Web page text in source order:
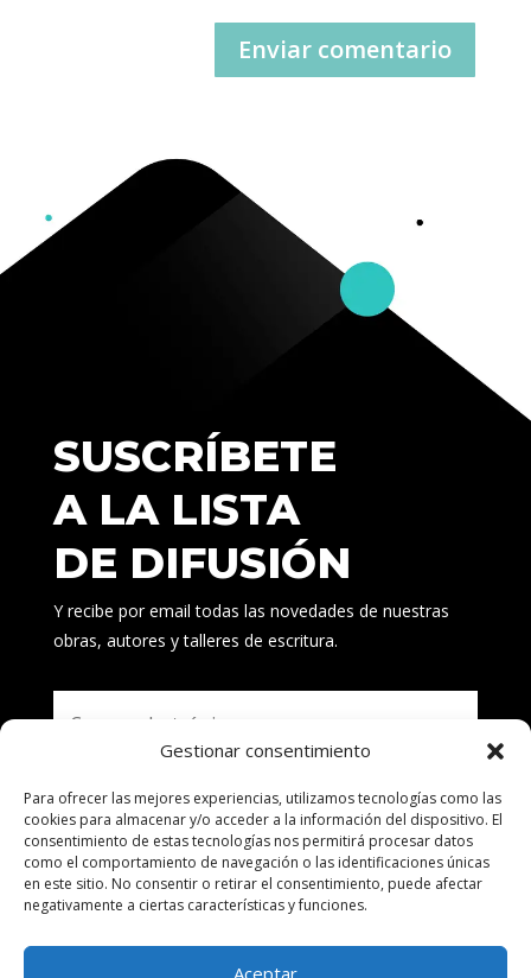
Gestionar consentimiento
Para ofrecer las mejores experiencias, utilizamos tecnologías como las
cookies para almacenar y/o acceder a la información del dispositivo. El
consentimiento de estas tecnologías nos permitirá procesar datos
como el comportamiento de navegación o las identificaciones únicas
en este sitio. No consentir o retirar el consentimiento, puede afectar
negativamente a ciertas características y funciones.
Aceptar
Enviar comentario
SUSCRÍBETE
A LA LISTA
DE DIFUSIÓN
Y recibe por email todas las novedades de nuestras
obras, autores y talleres de escritura.
Suscribirse